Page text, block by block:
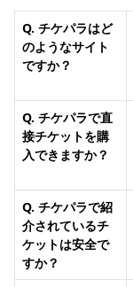
Q. チケパラはど
のようなサイト
ですか？
Q. チケパラで直
接チケットを購
入できますか？
Q. チケパラで紹
介されているチ
ケットは安全で
すか？